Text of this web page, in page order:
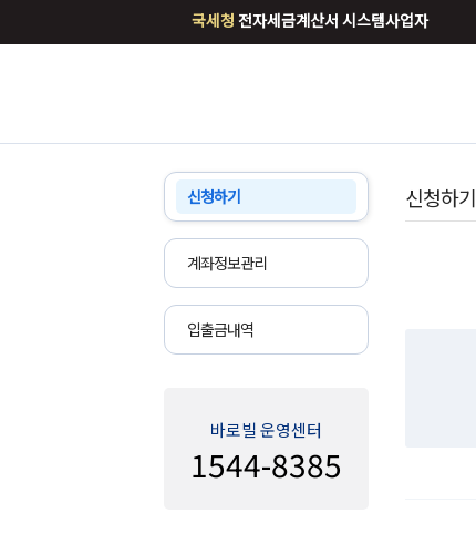
국세청 전자세금계산서 시스템사업자
신청하기
계좌정보관리
입출금내역
바로빌 운영센터
1544-8385
신청하기